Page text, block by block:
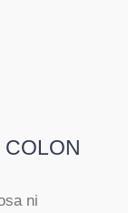
COLON
ni